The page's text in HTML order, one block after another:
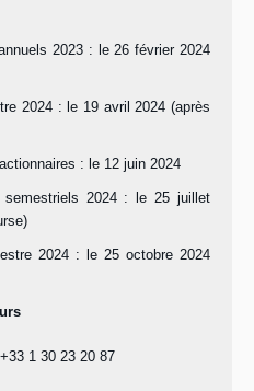
2023 : le 26 février 2024
2024 : le 19 avril 2024 (après
: le 12 juin 2024
semestriels 2024 : le 25 juillet
2024 : le 25 octobre 2024
1 30 23 20 87